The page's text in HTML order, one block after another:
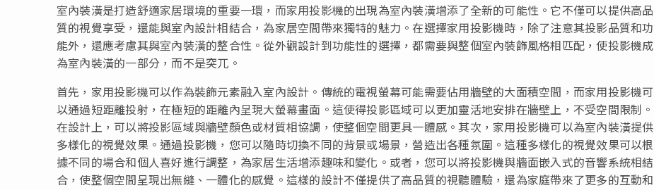
室內裝潢是打造舒適家居環境的重要一環，而家用投影機的出現為室內裝潢增添了全新的可能性。它不僅可以提供高品
質的視覺享受，還能與室內設計相結合，為家居空間帶來獨特的魅力。在選擇家用投影機時，除了注意其投影品質和功
能外，還應考慮其與室內裝潢的整合性。從外觀設計到功能性的選擇，都需要與整個室內裝飾風格相匹配，使投影機成
為室內裝潢的一部分，而不是突兀。
首先，家用投影機可以作為裝飾元素融入室內設計。傳統的電視螢幕可能需要佔用牆壁的大面積空間，而家用投影機可
以通過短距離投射，在極短的距離內呈現大螢幕畫面。這使得投影區域可以更加靈活地安排在牆壁上，不受空間限制。
在設計上，可以將投影區域與牆壁顏色或材質相協調，使整個空間更具一體感。其次，家用投影機可以為室內裝潢提供
多樣化的視覺效果。通過投影機，您可以隨時切換不同的背景或場景，營造出各種氛圍。這種多樣化的視覺效果可以根
據不同的場合和個人喜好進行調整，為家居生活增添趣味和變化。或者，您可以將投影機與牆面嵌入式的音響系統相結
合，使整個空間呈現出無縫、一體化的感覺。這樣的設計不僅提供了高品質的視聽體驗，還為家庭帶來了更多的互動和